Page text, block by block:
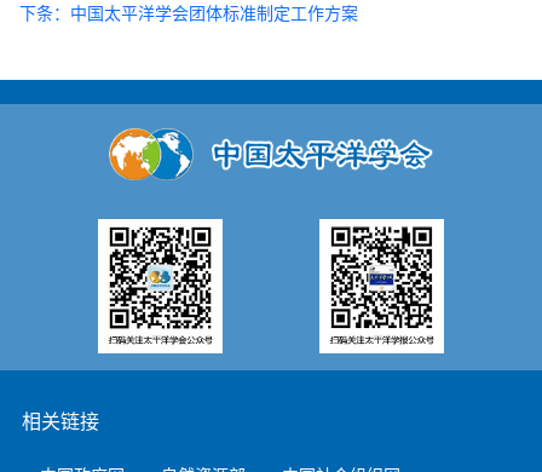
下条：中国太平洋学会团体标准制定工作方案
相关链接